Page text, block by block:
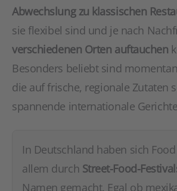
Abwechslung zu klassischen
sie flexibel sind und je nach
verschiedenen Orten auftauchen
Besonders beliebt sind
die auf frische, regionale Zutaten
spannende internationale
In Deutschland haben sich
allem durch Street-Food-
Namen gemacht. Egal ob